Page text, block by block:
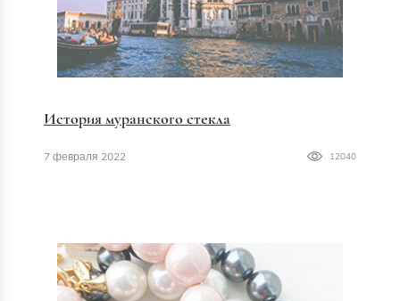
История муранского стекла
7 февраля 2022 12040